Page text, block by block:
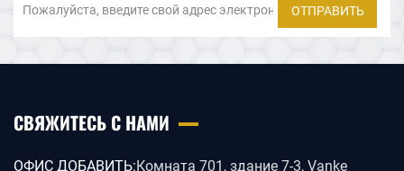
ОТПРАВИТЬ
СВЯЖИТЕСЬ С НАМИ
ОФИС ДОБАВИТЬ:Комната 701, здание 7-3, Vanke